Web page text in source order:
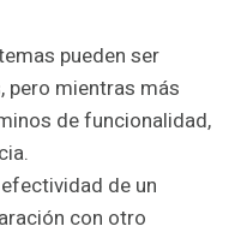
pueden ser
mientras más
de funcionalidad,
de un
con otro